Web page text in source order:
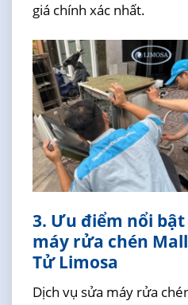
giá chính xác nhất.
3. Ưu điểm nổi
máy rửa chén
Tử Limosa
Dịch vụ sửa máy rửa